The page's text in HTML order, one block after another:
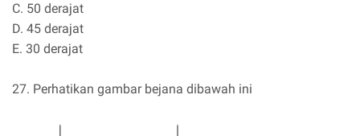
C. 50 derajat
D. 45 derajat
E. 30 derajat
27. Perhatikan gambar bejana dibawah ini